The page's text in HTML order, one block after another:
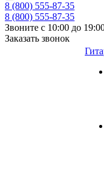
8 (800) 555-87-35
8 (800) 555-87-35
Звоните с 10:00 до
Заказать звонок